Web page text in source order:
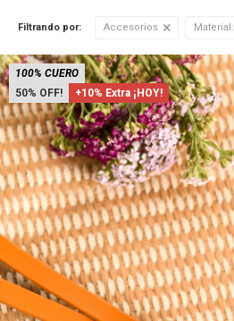
Filtrando por: Accesorios Material:
50 +10% Extra ¡HOY!
100% CUERO